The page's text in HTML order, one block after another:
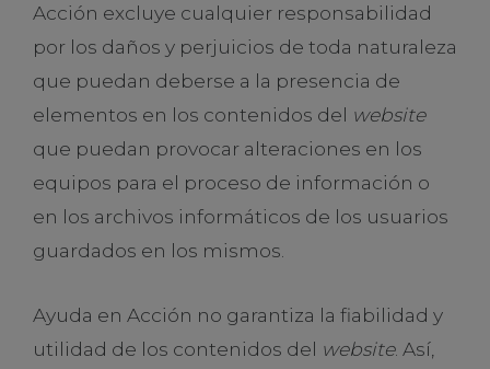
Acción excluye cualquier responsabilidad
por los daños y perjuicios de toda naturaleza
que puedan deberse a la presencia de
elementos en los contenidos del website
que puedan provocar alteraciones en los
equipos para el proceso de información o
en los archivos informáticos de los usuarios
guardados en los mismos.
Ayuda en Acción no garantiza la fiabilidad y
utilidad de los contenidos del website. Así,